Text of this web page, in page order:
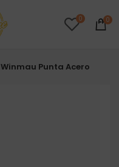
0 0
Winmau Punta Acero